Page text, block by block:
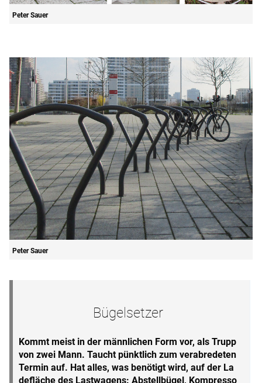
Peter Sauer
Peter Sauer
Bügelsetzer
Kommt meist in der männlichen Form vor, als Trupp
von zwei Mann. Taucht pünktlich zum verabredeten
Termin auf. Hat alles, was benötigt wird, auf der La
defläche des Lastwagens: Abstellbügel, Kompresso